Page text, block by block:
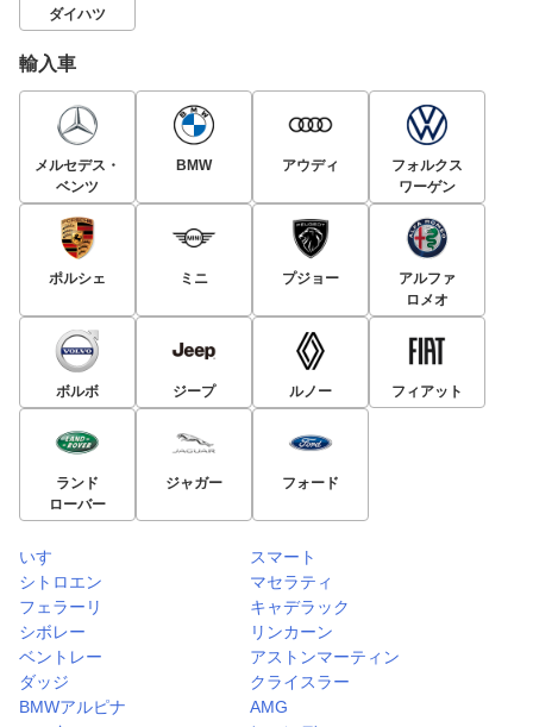
ダイハツ
輸入車
メルセデス・
ベンツ
BMW アウディ
フォルクス
ワーゲン
ポルシェ ミニ プジョー
アルファ
ロメオ
ボルボ ジープ ルノー フィアット
ランド
ローバー
ジャガー フォード
いすゞ
スマート
シトロエン
マセラティ
フェラーリ
キャデラック
シボレー
リンカーン
ベントレー
アストンマーティン
ダッジ
クライスラー
BMWアルピナ
AMG